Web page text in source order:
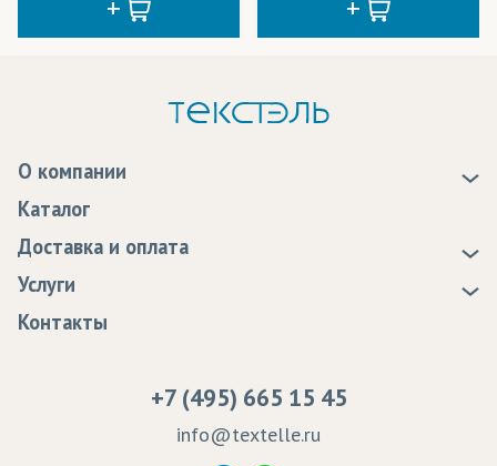
О компании
Статьи
Программа лояльности
Сертификаты качества
Судебные решения
Политика Конфиденциальности
Каталог
Доставка и оплата
Доставка
Оплата
Услуги
Образцы
Контакты
+7 (495) 665 15 45
info@textelle.ru